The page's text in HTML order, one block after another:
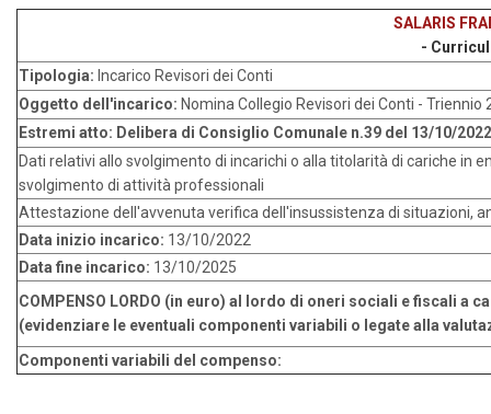
SALARIS
-
Tipologia: Incarico Revisori dei Conti
Oggetto dell'incarico: Nomina Collegio Revisori dei Conti - Triennio
Estremi atto: Delibera di Consiglio Comunale n.39 del 13/10/2022
Dati relativi allo svolgimento di incarichi o alla titolarità di cariche in
svolgimento di attività professionali
Attestazione dell'avvenuta verifica dell'insussistenza di situazioni,
Data inizio incarico: 13/10/2022
Data fine incarico: 13/10/2025
COMPENSO LORDO (in euro) al lordo di oneri sociali e fiscali a
(evidenziare le eventuali componenti variabili o legate alla
Componenti variabili del compenso: